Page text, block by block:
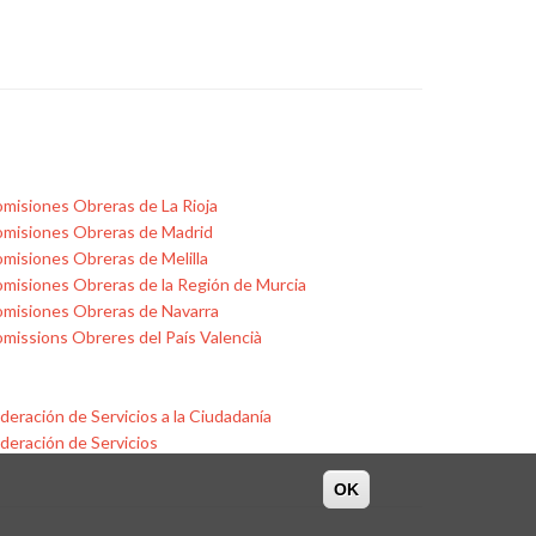
Obreras de La Rioja
Obreras de Madrid
Obreras de Melilla
Obreras de la Región de Murcia
Obreras de Navarra
Obreres del País Valencià
de Servicios a la Ciudadanía
de Servicios
OK